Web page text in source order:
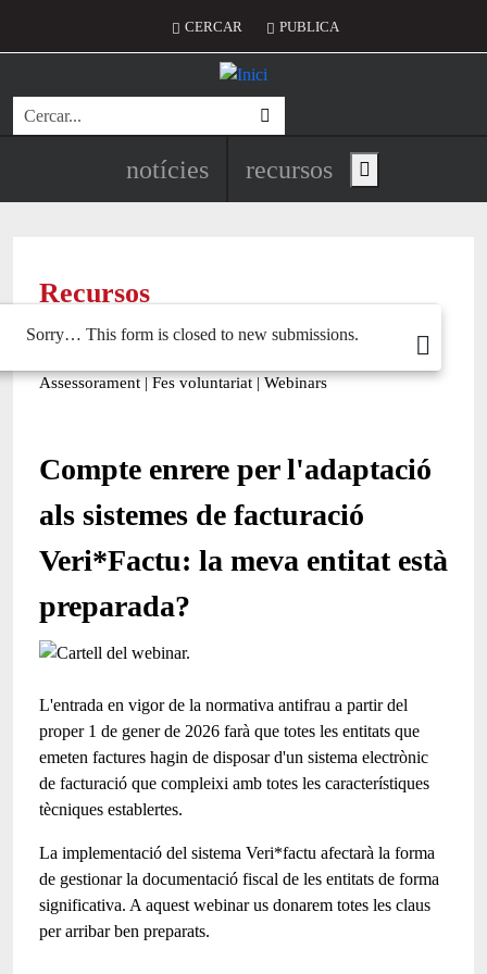
Menú del compte d'usuari
CERCAR PUBLICA
Cerca
Navegació principal de
notícies recursos Show main menu
Recursos
Tots | Econòmic | Jurídic | Projectes | Tecnològic
Assessorament | Fes voluntariat | Webinars
Compte enrere per l'adaptació
als sistemes de facturació
Veri*Factu: la meva entitat està
preparada?
L'entrada en vigor de la normativa antifrau a partir del
proper 1 de gener de 2026 farà que totes les entitats que
emeten factures hagin de disposar d'un sistema electrònic
de facturació que compleixi amb totes les característiques
tècniques establertes.
La implementació del sistema Veri*factu afectarà la forma
de gestionar la documentació fiscal de les entitats de forma
significativa. A aquest webinar us donarem totes les claus
per arribar ben preparats.
Missatge d'estat
Sorry… This form is closed to new submissions.